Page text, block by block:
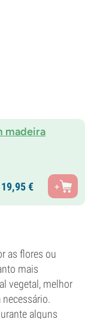
madeira
19,95€
as flores ou
mais
vegetal, melhor
alguns